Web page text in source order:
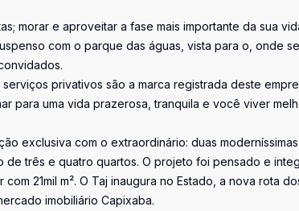
morar e aproveitar a fase mais importante da sua
com o parque das águas, vista para o, onde
privativos são a marca registrada deste
para uma vida prazerosa, tranquila e você viver
exclusiva com o extraordinário: duas
de três e quatro quartos. O projeto foi pensado e
21mil m². O Taj inaugura no Estado, a nova rota
imobiliário Capixaba.